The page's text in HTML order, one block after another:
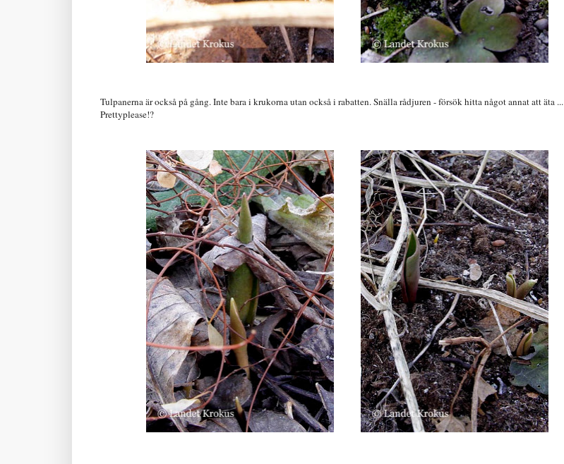
Tulpanerna är också på gång. Inte bara i krukorna utan också i rabatten. Snälla rådjuren - försök hitta något annat att äta ...
Prettyplease!?